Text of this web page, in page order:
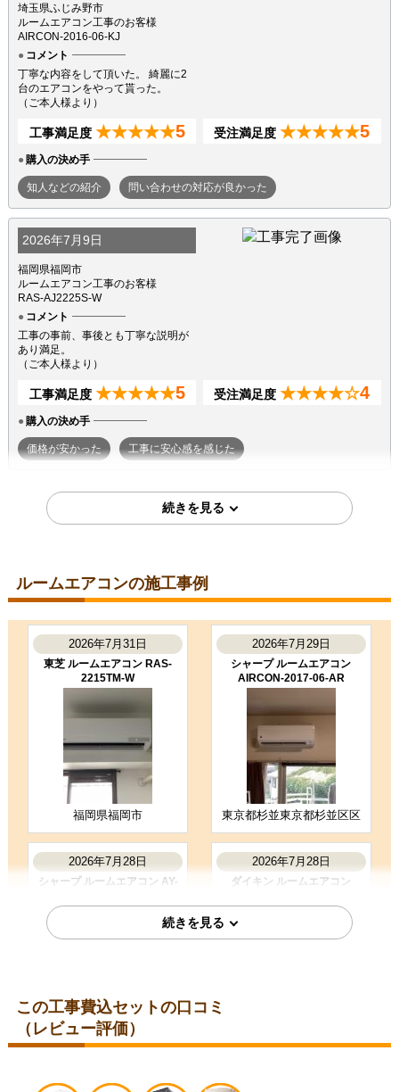
埼玉県ふじみ野市
ルームエアコン工事のお客様
AIRCON-2016-06-KJ
コメント
丁寧な内容をして頂いた。 綺麗に2
台のエアコンをやって貰った。
（ご本人様より）
工事満足度 ★★★★★5 受注満足度 ★★★★★5
購入の決め手
知人などの紹介 問い合わせの対応が良かった
2026年7月9日
福岡県福岡市
ルームエアコン工事のお客様
RAS-AJ2225S-W
コメント
工事の事前、事後とも丁寧な説明が
あり満足。
（ご本人様より）
工事満足度 ★★★★★5 受注満足度 ★★★★☆4
購入の決め手
価格が安かった 工事に安心感を感じた
2026年7月7日
コメント
段取りも良く、エアコン取付後のチ
ても良かったです。ありがとうござ
いました。
（ご本人様より）
工事満足度 ★★★★★ 受注満足度 ★★★☆☆
商品選定がしやすかった
工事に安心感を感じた
ルームエアコンの施工事例
2026年7月31日
東芝 ルームエアコン RAS-
2215TM-W
福岡県福岡市
2026年7月29日
シャープ ルームエアコン
AIRCON-2017-06-AR
東京都杉並東京都杉並区区
2026年7月28日
シャープ ルームエアコン AY-
埼玉県比企郡
2026年7月28日
ダイキン ルームエアコン
この工事費込セットの口コミ
（レビュー評価）